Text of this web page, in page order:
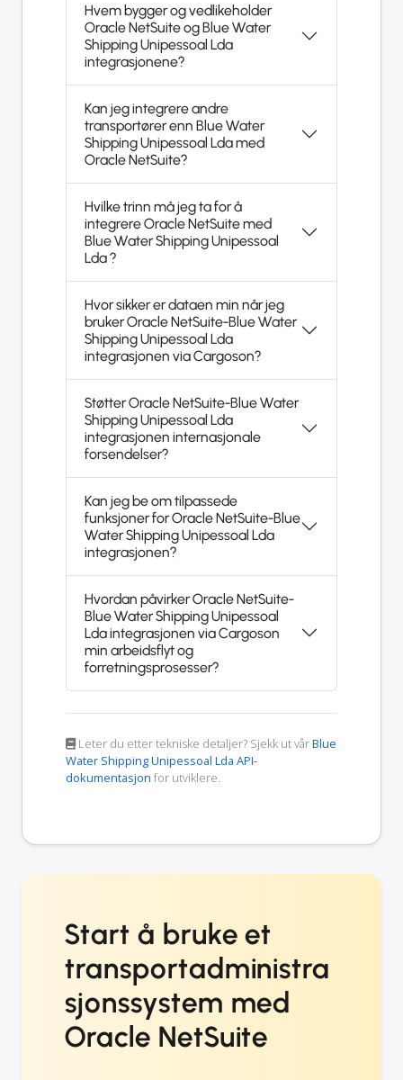
Hvem bygger og vedlikeholder
Oracle NetSuite og Blue Water
Shipping Unipessoal Lda
integrasjonene?
Kan jeg integrere andre
transportører enn Blue Water
Shipping Unipessoal Lda med
Oracle NetSuite?
Hvilke trinn må jeg ta for å
integrere Oracle NetSuite med
Blue Water Shipping Unipessoal
Lda ?
Hvor sikker er dataen min når jeg
bruker Oracle NetSuite-Blue Water
Shipping Unipessoal Lda
integrasjonen via Cargoson?
Støtter Oracle NetSuite-Blue Water
Shipping Unipessoal Lda
integrasjonen internasjonale
forsendelser?
Kan jeg be om tilpassede
funksjoner for Oracle NetSuite-Blue
Water Shipping Unipessoal Lda
integrasjonen?
Hvordan påvirker Oracle NetSuite-
Blue Water Shipping Unipessoal
Lda integrasjonen via Cargoson
min arbeidsflyt og
forretningsprosesser?
Leter du etter tekniske detaljer? Sjekk ut vårBlue
Water Shipping Unipessoal Lda API-
dokumentasjon for utviklere.
Start å bruke et
transportadministra
sjonssystem med
Oracle NetSuite